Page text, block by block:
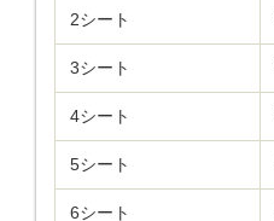
2シート
3シート
4シート
5シート
6シート